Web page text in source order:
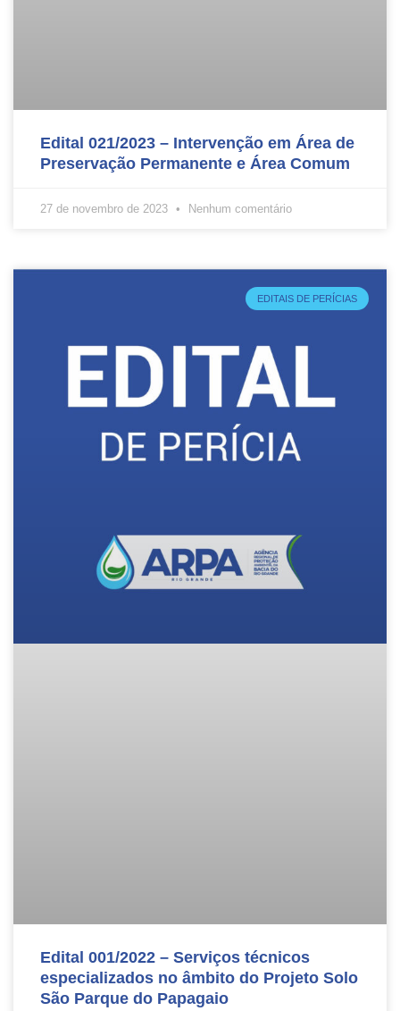
Edital 021/2023 – Intervenção em Área de
Preservação Permanente e Área Comum
27 de novembro de 2023 Nenhum comentário
EDITAIS DE PERÍCIAS
Edital 001/2022 – Serviços técnicos
especializados no âmbito do Projeto Solo
São Parque do Papagaio